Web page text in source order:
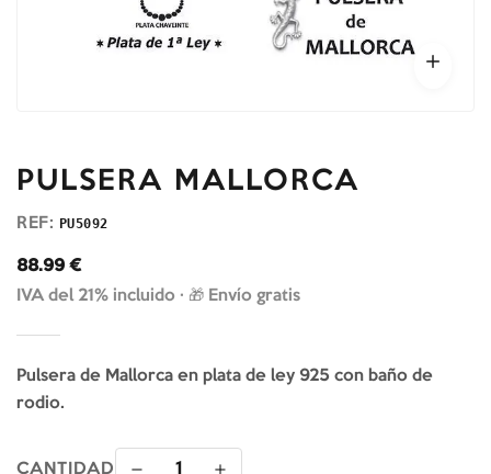
PULSERA MALLORCA
REF: PU5092
88.99 €
IVA del 21% incluido · 🎁 Envío gratis
Pulsera de Mallorca en plata de ley 925 con baño de
rodio.
CANTIDAD 1